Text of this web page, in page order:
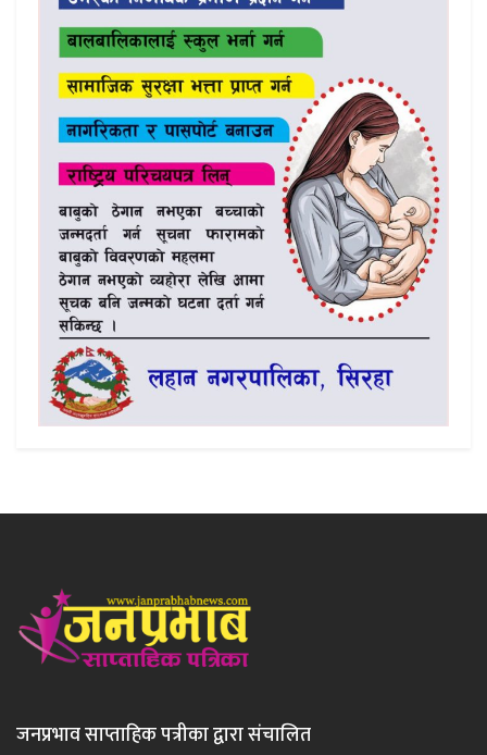
जनप्रभाव साप्ताहिक पत्रीका द्वारा संचालित